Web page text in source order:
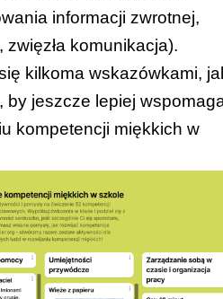
informacji zwrotnej,
komunikacja).
kilkoma wskazówkami,
, by jeszcze lepiej
kompetencji miękkich w